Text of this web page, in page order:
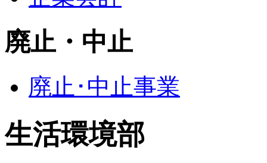
廃止・中止
廃止･中止事業
生活環境部